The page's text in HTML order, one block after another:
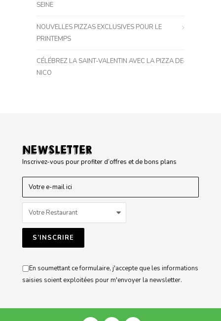
SEINE
NOUVELLES PIZZAS EXCLUSIVES POUR LE
PRINTEMPS
CÉLÉBREZ LA SAINT-VALENTIN AVEC LA PIZZA DE
NICO
NEWSLETTER
Inscrivez-vous pour profiter d’offres et de bons plans
En soumettant ce formulaire, j'accepte que les informations
saisies soient exploitées pour m'envoyer la newsletter.